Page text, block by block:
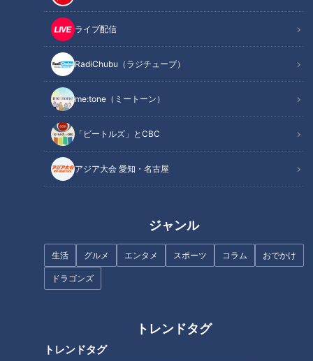
ライブ配信
RadiChubu（ラジチューブ）
me:tone（ミートーン）
「ビートルズ」とCBC
アジア大会 愛知・名古屋
ジャンル
生活 グルメ エンタメ スポーツ コラム おでかけ
ドラゴンズ
トレンドタグ
トレンドタグ
チャント知っ得！なるほどドク
ター＃２２足の動脈硬化【チャ
ント！】
チャント知っ得！なるほどドク
ター＃１２ お腹のゆるみ【チャ
ント！】
全身のがんを一度に調べられる
チャント知っ得！なるほどドク
チャント知っ得！なるほどドク
ター＃１３「脂質異常症」【チ
ャント！】
チャント知っ得！なるほどドク
ター＃１０ かぜと肺炎の違い